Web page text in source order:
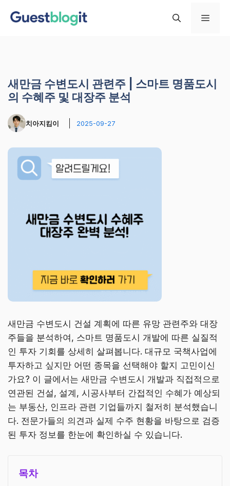
뛰
메
새만금 수변도시 관련주 | 스마트 명품도시
의 수혜주 및 대장주 분석
치아지킴이 2025-09-27
새만금 수변도시 건설 계획에 따른 유망 관련주와 대장
주들을 분석하여, 스마트 명품도시 개발에 따른 실질적
인 투자 기회를 상세히 살펴봅니다. 대규모 국책사업에
투자하고 싶지만 어떤 종목을 선택해야 할지 고민이신
가요? 이 글에서는 새만금 수변도시 개발과 직접적으로
연관된 건설, 설계, 시공사부터 간접적인 수혜가 예상되
는 부동산, 인프라 관련 기업들까지 철저히 분석했습니
다. 전문가들의 의견과 실제 수주 현황을 바탕으로 검증
된 투자 정보를 한눈에 확인하실 수 있습니다.
목차